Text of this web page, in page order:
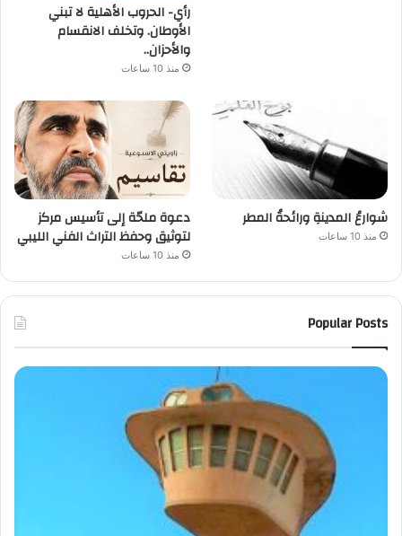
رأي- الحروب الأهلية لا تبني
الأوطان. وتخلف الانقسام
والأحزان..
منذ 10 ساعات
شوارعُ المدينةِ ورائحةُ المطر
منذ 10 ساعات
دعوة ملحّة إلى تأسيس مركز
لتوثيق وحفظ التراث الفني الليبي
منذ 10 ساعات
Popular Posts